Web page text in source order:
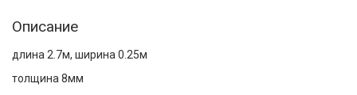
Описание
длина 2.7м, ширина 0.25м
толщина 8мм